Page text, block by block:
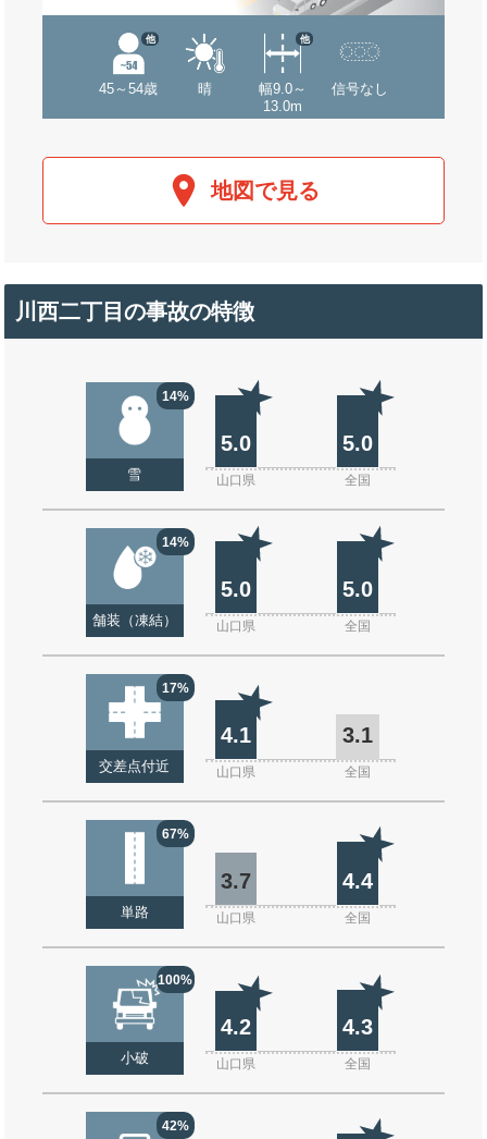
45～54歳
他
晴
幅9.0～
13.0m
他
信号なし
地図で見る
川西二丁目の事故の特徴
14%
雪
5.0 5.0
山口県 全国
14%
舗装（凍結）
5.0 5.0
山口県 全国
17%
交差点付近
4.1 3.1
山口県 全国
67%
単路
3.7 4.4
山口県 全国
100%
小破
4.2 4.3
山口県 全国
42%